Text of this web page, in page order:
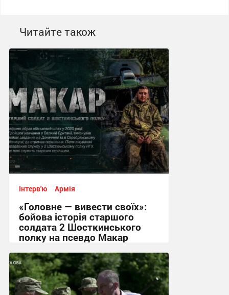
Читайте також
Інтерв'ю Армія
«Головне — вивести своїх»:
бойова історія старшого
солдата 2 Шосткинського
полку на псевдо Макар
12:08, 3.08.2026